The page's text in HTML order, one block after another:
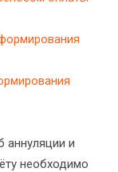
аннуляции и
необходимо